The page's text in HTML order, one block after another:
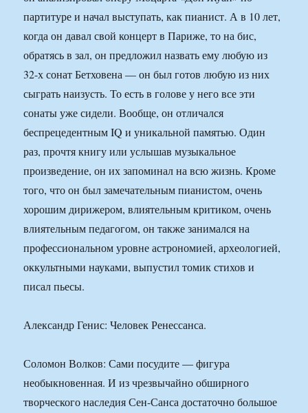
партитуре и начал выступать, как пианист. А в 10 лет,
когда он давал свой концерт в Париже, то на бис,
обратясь в зал, он предложил назвать ему любую из
32-х сонат Бетховена — он был готов любую из них
сыграть наизусть. То есть в голове у него все эти
сонаты уже сидели. Вообще, он отличался
беспрецедентным IQ и уникальной памятью. Один
раз, прочтя книгу или услышав музыкальное
произведение, он их запоминал на всю жизнь. Кроме
того, что он был замечательным пианистом, очень
хорошим дирижером, влиятельным критиком, очень
влиятельным педагогом, он также занимался на
профессиональном уровне астрономией, археологией,
оккультными науками, выпустил томик стихов и
писал пьесы.
Александр Генис: Человек Ренессанса.
Соломон Волков: Сами посудите — фигура
необыкновенная. И из чрезвычайно обширного
творческого наследия Сен-Санса достаточно большое